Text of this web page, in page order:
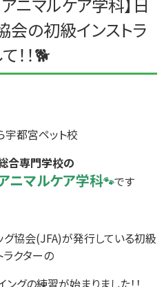
会の初級インストラ
！！🐕
宇都宮ペット校
合専門学校の
ニマルケア学科🐾です
協会(JFA)が発行している初級
ラクターの
グの練習が始まりました！！